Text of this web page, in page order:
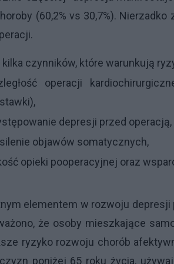
(60,2% vs 30,7%).
czynników, które warunkują
operacji
depresji przed operacją,
objawów somatycznych,
opieki pooperacyjnej oraz
elementem w rozwoju
że osoby mieszkające
ryzyko rozwoju chorób
poniżej 65 roku życia,